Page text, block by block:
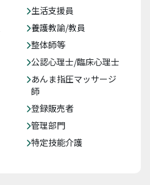
生活支援員
養護教諭/教員
整体師等
公認心理士/臨床心理士
あんま指圧マッサージ
師
登録販売者
管理部門
特定技能介護